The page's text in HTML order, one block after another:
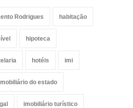
Rodrigues habitação
hipoteca
hotéis imi
do estado
imobiliário turístico